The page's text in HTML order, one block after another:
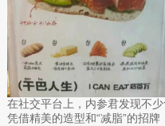
在社交平台上，内参君发现不
凭借精美的造型和“减脂”的招牌